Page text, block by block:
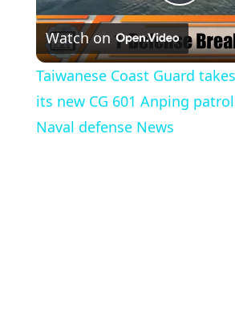
Watch on
Taiwanese Coast Guard
its new CG 601 Anping
Naval defense News